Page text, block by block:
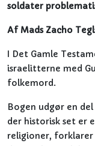
soldater
Af Mads Zacho
I Det Gamle
israelitterne med
folkemord.
Bogen udgør en
der historisk set er
religioner, forklarer